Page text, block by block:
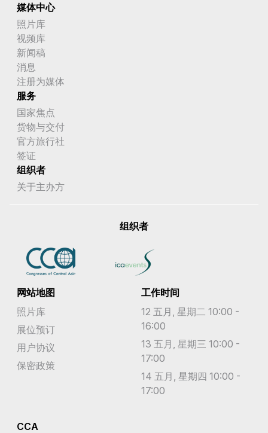
媒体中心
照片库
视频库
新闻稿
消息
注册为媒体
服务
国家焦点
货物与交付
官方旅行社
签证
组织者
关于主办方
组织者
网站地图
照片库
展位预订
用户协议
保密政策
工作时间
12 五月, 星期二 10:00 -
16:00
13 五月, 星期三 10:00 -
17:00
14 五月, 星期四 10:00 -
17:00
CCA